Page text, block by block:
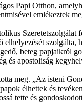
Papi Otthon,
emlékeztek
beteg papjaikról
és apostoliság
meg. „Az isteni
élhettek és
tette és